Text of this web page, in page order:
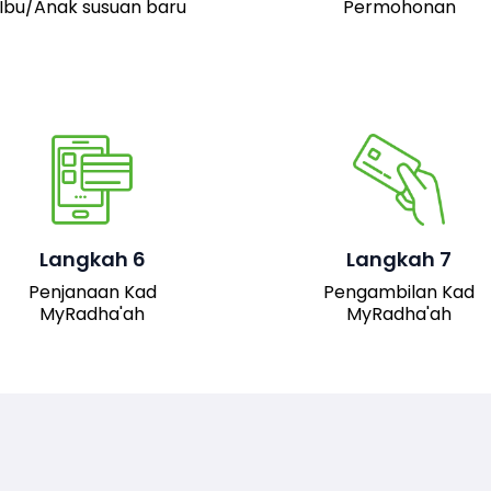
Ibu/Anak susuan baru
Permohonan
Langkah 6
Penjanaan Kad
MyRadha'ah
Setelah permohonan
akan dijana.
Langkah 7
Pengambilan Kad
MyRadha'ah
Pemohon boleh hadir ke
pejabat JAIS untuk
mengambil kad fizikal
MyRadha’ah. Selain itu,
pemohon juga boleh
turun versi digital kad
sistem untuk
kemudahan akses.